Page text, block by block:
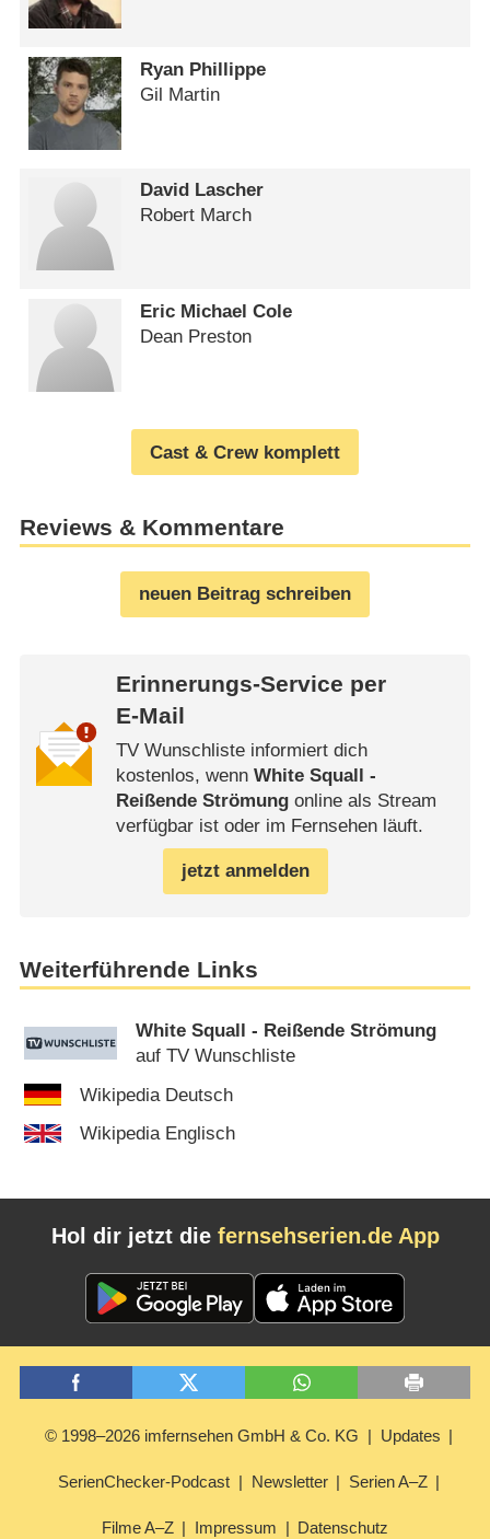
Ryan Phillippe
Gil Martin
David Lascher
Robert March
Eric Michael Cole
Dean Preston
Cast & Crew komplett
Reviews & Kommentare
neuen Beitrag schreiben
Erinnerungs-Service per
E-Mail
TV Wunschliste informiert dich
kostenlos, wenn White Squall -
Reißende Strömungonline als Stream
verfügbar ist oder im Fernsehen läuft.
jetzt anmelden
Weiterführende Links
White Squall - Reißende Strömung
auf TV Wunschliste
Wikipedia Deutsch
Wikipedia Englisch
Hol dir jetzt die fernsehserien.de App
© 1998–2026 imfernsehen GmbH & Co. KG Updates
SerienChecker-Podcast Newsletter Serien A–Z
Filme A–Z Impressum Datenschutz